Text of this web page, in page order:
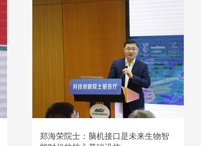
郑海荣院士：脑机接口是未来生物智